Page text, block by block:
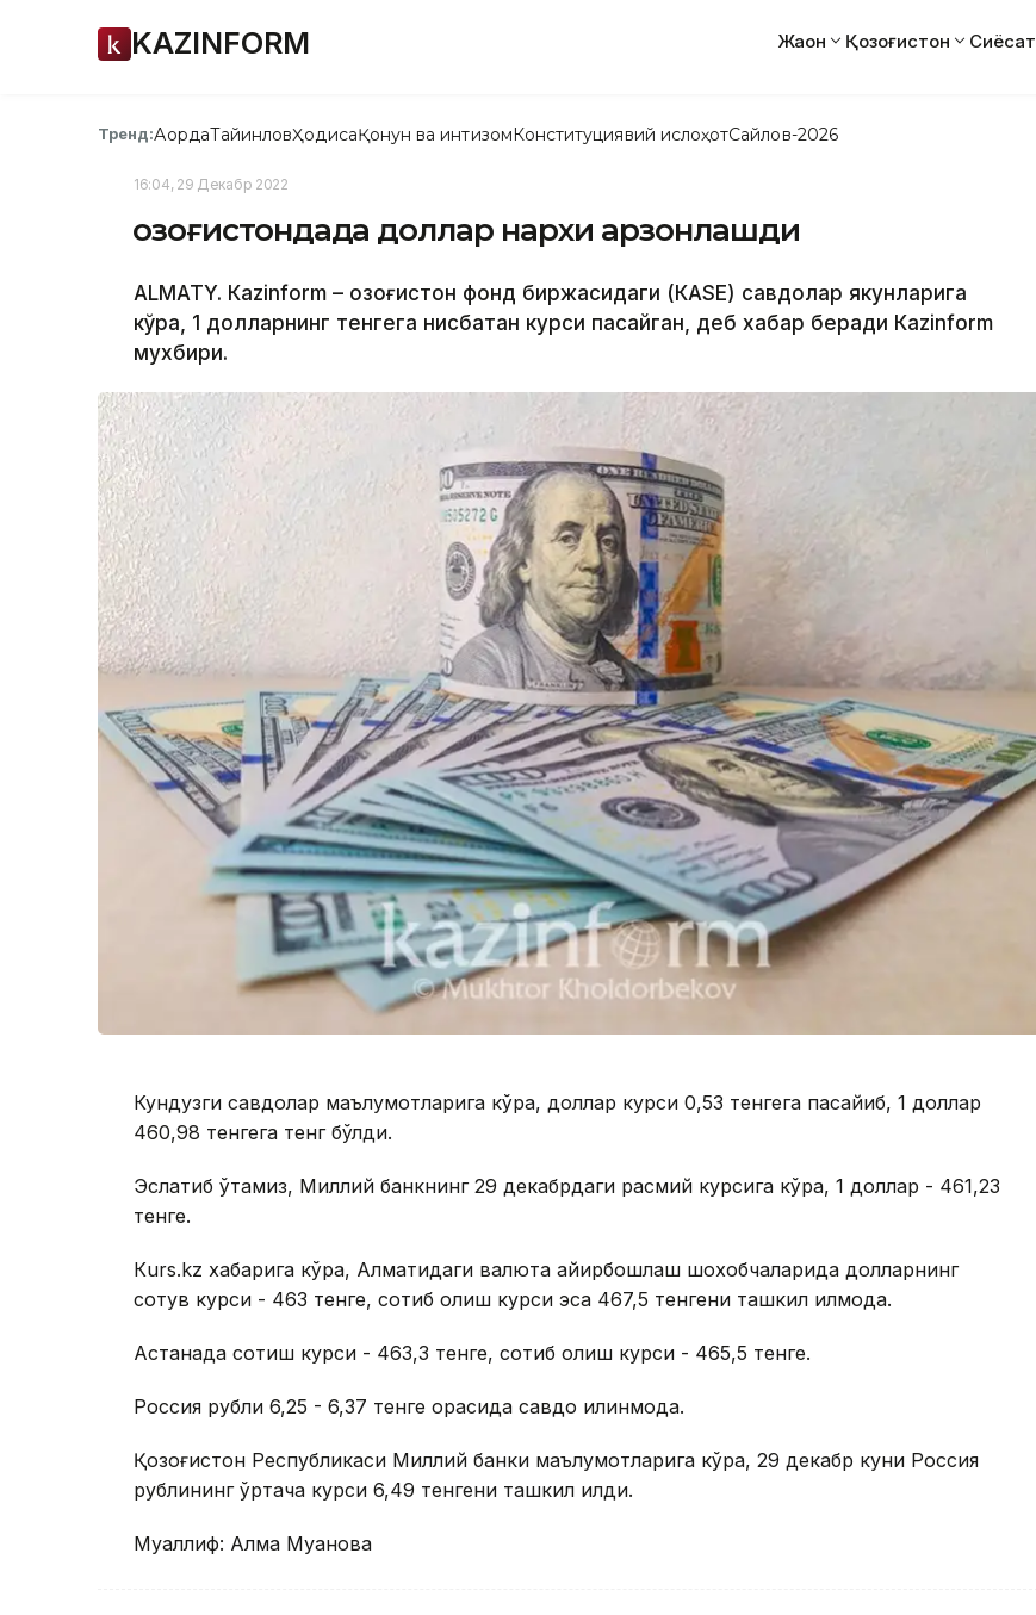
KAZINFORM Жаҳон Қозоғистон Сиёсат
Тренд:АқордаТайинловҲодисаҚонун ва интизомКонституциявий ислоҳотСайлов-2026
16:04, 29 Декабр 2022
Қозоғистондада доллар нархи арзонлашди
ALMATY. Кazinform – Қозоғистон фонд биржасидаги (КАSЕ) савдолар якунларига
кўра, 1 долларнинг тенгега нисбатан курси пасайган, деб хабар беради Кazinform
мухбири.
Кундузги савдолар маълумотларига кўра, доллар курси 0,53 тенгега пасайиб, 1 доллар
460,98 тенгега тенг бўлди.
Эслатиб ўтамиз, Миллий банкнинг 29 декабрдаги расмий курсига кўра, 1 доллар - 461,23
тенге.
Кurs.kz хабарига кўра, Алматидаги валюта айирбошлаш шохобчаларида долларнинг
сотув курси - 463 тенге, сотиб олиш курси эса 467,5 тенгени ташкил қилмоқда.
Астанада сотиш курси - 463,3 тенге, сотиб олиш курси - 465,5 тенге.
Россия рубли 6,25 - 6,37 тенге орасида савдо қилинмоқда.
Қозоғистон Республикаси Миллий банки маълумотларига кўра, 29 декабр куни Россия
рублининг ўртача курси 6,49 тенгени ташкил қилди.
Муаллиф: Алма Муқанова